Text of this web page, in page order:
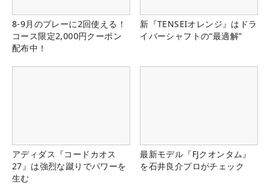
8-9月のプレーに2回使える！
コース限定2,000円クーポン
配布中！
新『TENSEIオレンジ』はドラ
イバーシャフトの“最適解”
アディダス『コードカオス
27』は強烈な蹴りでパワーを
生む
最新モデル『FJクオンタム』
を石井良介プロがチェック